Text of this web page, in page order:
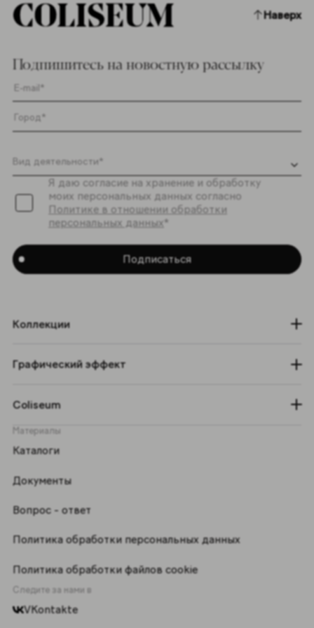
Наверх
Подпишитесь на новостную рассылку
Я даю согласие на хранение и обработку
моих персональных данных согласно
Политике в отношении обработки
персональных данных*
Подписаться
Коллекции
Графический эффект
Coliseum
Материалы
Каталоги
Документы
Вопрос - ответ
Политика обработки персональных данных
Политика обработки файлов cookie
Следите за нами в
VKontakte